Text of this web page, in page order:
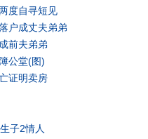
度自寻短见
户成丈夫弟弟
前夫弟弟
公堂(图)
证明卖房
子2情人